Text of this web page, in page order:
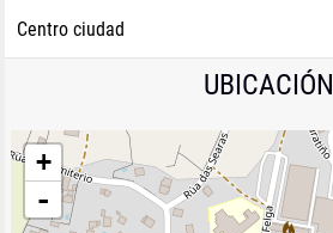
Centro ciudad
UBICACIÓN
+
-